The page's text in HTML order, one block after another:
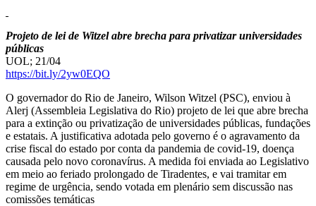
Projeto de lei de Witzel abre brecha para privatizar universidades
públicas
UOL; 21/04
https://bit.ly/2yw0EQO
O governador do Rio de Janeiro, Wilson Witzel (PSC), enviou à
Alerj (Assembleia Legislativa do Rio) projeto de lei que abre brecha
para a extinção ou privatização de universidades públicas, fundações
e estatais. A justificativa adotada pelo governo é o agravamento da
crise fiscal do estado por conta da pandemia de covid-19, doença
causada pelo novo coronavírus. A medida foi enviada ao Legislativo
em meio ao feriado prolongado de Tiradentes, e vai tramitar em
regime de urgência, sendo votada em plenário sem discussão nas
comissões temáticas